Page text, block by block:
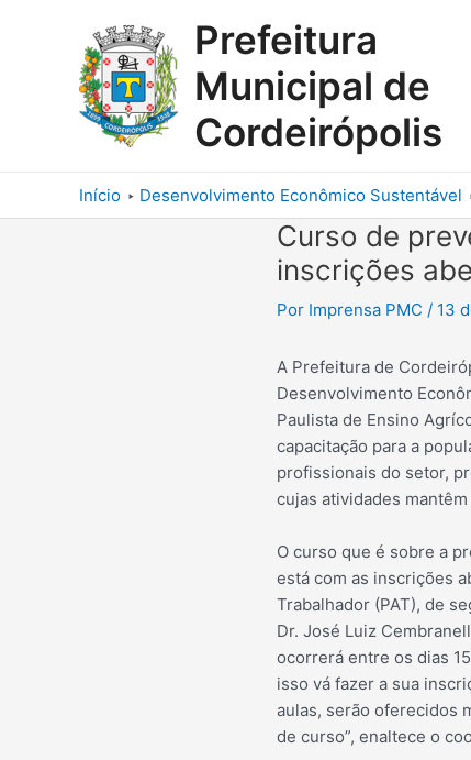
Prefeitura
Municipal de
Cordeirópolis
Início Desenvolvimento Econômico Sustentável
Curso de
inscrições
Por Imprensa PMC / 13
A Prefeitura de
Desenvolvimento
Paulista de Ensino
capacitação para a
profissionais do setor,
cujas atividades
O curso que é sobre a
está com as inscrições
Trabalhador (PAT), de
Dr. José Luiz
ocorrerá entre os dias
isso vá fazer a sua
aulas, serão oferecidos
de curso”, enaltece o